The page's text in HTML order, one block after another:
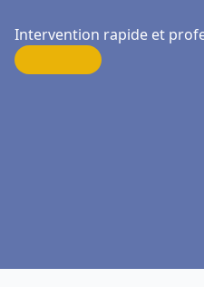
Intervention rapide et